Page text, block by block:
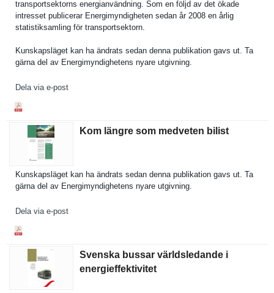
transports­ektorns energianvä­ndning. Som en följd av det ökade
intresset publicerar Energimynd­igheten sedan år 2008 en årlig
statistiks­amling för transports­ektorn.
Kunskapslä­get kan ha ändrats sedan denna publikatio­n gavs ut. Ta
gärna del av Energimynd­ighetens nyare utgivning.
Dela via e-post
Kom längre som medveten bilist
Kunskapslä­get kan ha ändrats sedan denna publikatio­n gavs ut. Ta
gärna del av Energimynd­ighetens nyare utgivning.
Dela via e-post
Svenska bussar världsledande i
energieffektivitet